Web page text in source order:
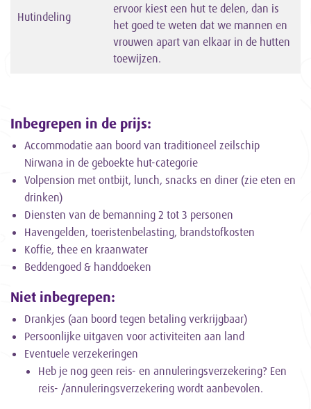
Hutindeling
ervoor kiest een hut te delen, dan is
het goed te weten dat we mannen en
vrouwen apart van elkaar in de hutten
toewijzen.
Inbegrepen in de prijs:
Accommodatie aan boord van traditioneel zeilschip
Nirwana in de geboekte hut-categorie
Volpension met ontbijt, lunch, snacks en diner (zie eten en
drinken)
Diensten van de bemanning 2 tot 3 personen
Havengelden, toeristenbelasting, brandstofkosten
Koffie, thee en kraanwater
Beddengoed & handdoeken
Niet inbegrepen:
Drankjes (aan boord tegen betaling verkrijgbaar)
Persoonlijke uitgaven voor activiteiten aan land
Eventuele verzekeringen
Heb je nog geen reis- en annuleringsverzekering? Een
reis- /annuleringsverzekering wordt aanbevolen.